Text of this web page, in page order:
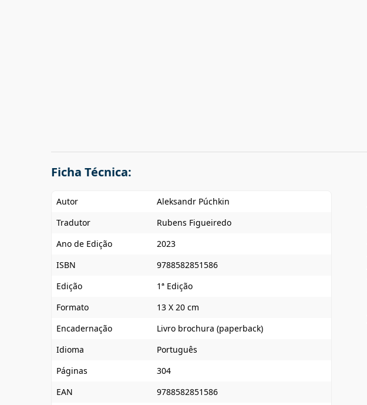
Ficha Técnica:
Autor
Aleksandr Púchkin
Tradutor
Rubens Figueiredo
Ano de Edição
2023
ISBN
9788582851586
Edição
1ª Edição
Formato
13 X 20 cm
Encadernação
Livro brochura (paperback)
Idioma
Português
Páginas
304
EAN
9788582851586